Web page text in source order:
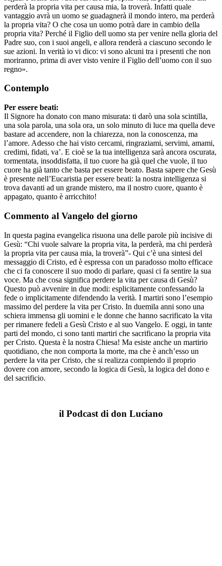
perderà la propria vita per causa mia, la troverà. Infatti quale
vantaggio avrà un uomo se guadagnerà il mondo intero, ma perderà
la propria vita? O che cosa un uomo potrà dare in cambio della
propria vita? Perché il Figlio dell uomo sta per venire nella gloria del
Padre suo, con i suoi angeli, e allora renderà a ciascuno secondo le
sue azioni. In verità io vi dico: vi sono alcuni tra i presenti che non
moriranno, prima di aver visto venire il Figlio dell’uomo con il suo
regno».
Contemplo
Per essere beati:
Il Signore ha donato con mano misurata: ti darò una sola scintilla,
una sola parola, una sola ora, un solo minuto di luce ma quella deve
bastare ad accendere, non la chiarezza, non la conoscenza, ma
l’amore. Adesso che hai visto cercami, ringraziami, servimi, amami,
credimi, fidati, va’. E cioè se la tua intelligenza sarà ancora oscurata,
tormentata, insoddisfatta, il tuo cuore ha già quel che vuole, il tuo
cuore ha già tanto che basta per essere beato. Basta sapere che Gesù
è presente nell’Eucaristia per essere beati: la nostra intelligenza si
trova davanti ad un grande mistero, ma il nostro cuore, quanto è
appagato, quanto è arricchito!
Commento al Vangelo del giorno
In questa pagina evangelica risuona una delle parole più incisive di
Gesù: “Chi vuole salvare la propria vita, la perderà, ma chi perderà
la propria vita per causa mia, la troverà”- Qui c’è una sintesi del
messaggio di Cristo, ed è espressa con un paradosso molto efficace
che ci fa conoscere il suo modo di parlare, quasi ci fa sentire la sua
voce. Ma che cosa significa perdere la vita per causa di Gesù?
Questo può avvenire in due modi: esplicitamente confessando la
fede o implicitamente difendendo la verità. I martiri sono l’esempio
massimo del perdere la vita per Cristo. In duemila anni sono una
schiera immensa gli uomini e le donne che hanno sacrificato la vita
per rimanere fedeli a Gesù Cristo e al suo Vangelo. E oggi, in tante
parti del mondo, ci sono tanti martiri che sacrificano la propria vita
per Cristo. Questa è la nostra Chiesa! Ma esiste anche un martirio
quotidiano, che non comporta la morte, ma che è anch’esso un
perdere la vita per Cristo, che si realizza compiendo il proprio
dovere con amore, secondo la logica di Gesù, la logica del dono e
del sacrificio.
il Podcast di don Luciano